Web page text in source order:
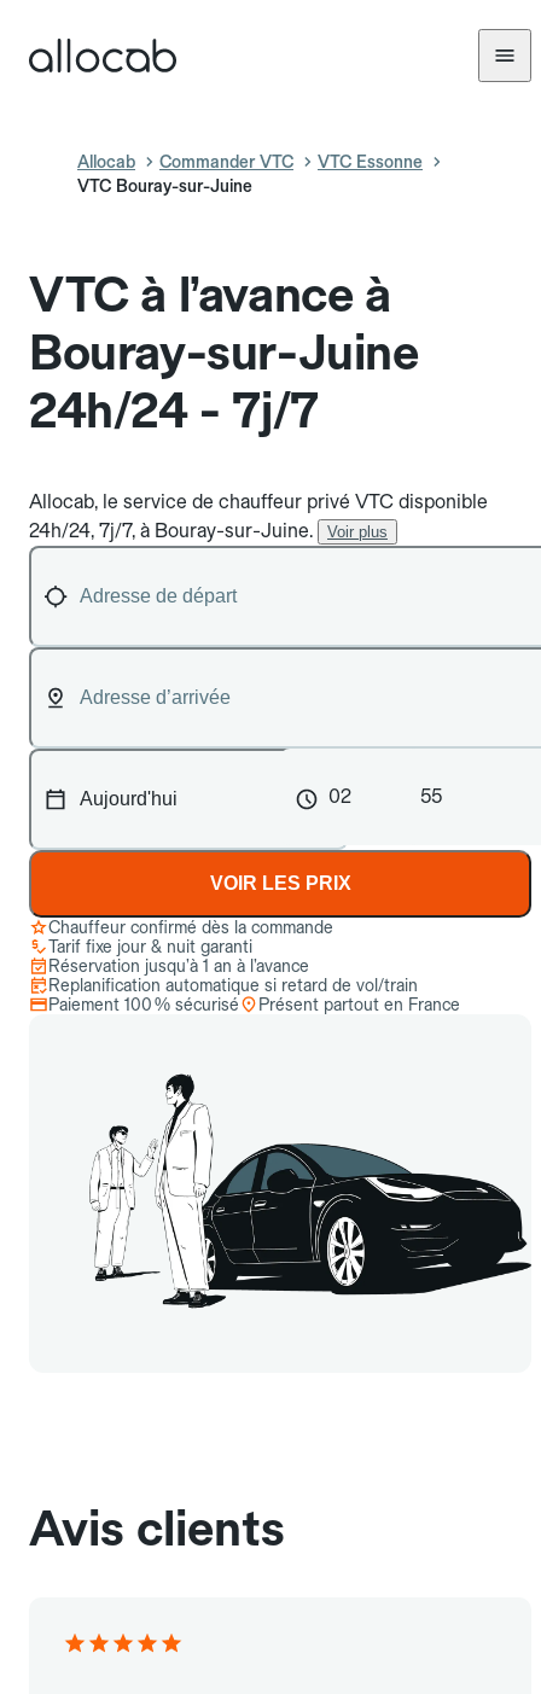
Allocab Commander VTC
VTC Essonne
VTC Bouray-sur-Juine
VTC à l’avance à
Bouray-sur-Juine
24h/24 - 7j/7
Allocab, le service de chauffeur privé VTC disponible
24h/24, 7j/7, à Bouray-sur-Juine.
Voir plus
02 55
VOIR LES PRIX
Chauffeur confirmé dès la commande
Tarif fixe jour & nuit garanti
Réservation jusqu’à 1 an à l’avance
Replanification automatique si retard de vol/train
Paiement 100 % sécurisé
Présent partout en France
Avis clients